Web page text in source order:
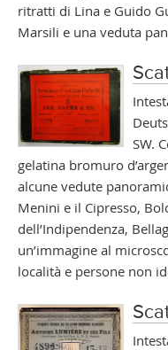
ritratti di Lina e Guido
Marsili e una veduta
SW.
gelatina bromuro
alcune vedute
Menini e il Cipresso,
dell’Indipendenza,
un’immagine al
località e persone non